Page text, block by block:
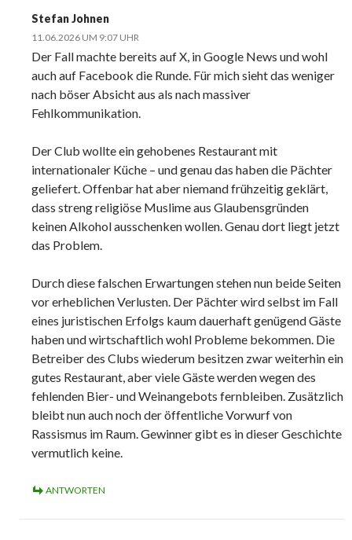
Stefan Johnen
11.06.2026 UM 9:07 UHR
Der Fall machte bereits auf X, in Google News und wohl
auch auf Facebook die Runde. Für mich sieht das weniger
nach böser Absicht aus als nach massiver
Fehlkommunikation.
Der Club wollte ein gehobenes Restaurant mit
internationaler Küche – und genau das haben die Pächter
geliefert. Offenbar hat aber niemand frühzeitig geklärt,
dass streng religiöse Muslime aus Glaubensgründen
keinen Alkohol ausschenken wollen. Genau dort liegt jetzt
das Problem.
Durch diese falschen Erwartungen stehen nun beide Seiten
vor erheblichen Verlusten. Der Pächter wird selbst im Fall
eines juristischen Erfolgs kaum dauerhaft genügend Gäste
haben und wirtschaftlich wohl Probleme bekommen. Die
Betreiber des Clubs wiederum besitzen zwar weiterhin ein
gutes Restaurant, aber viele Gäste werden wegen des
fehlenden Bier- und Weinangebots fernbleiben. Zusätzlich
bleibt nun auch noch der öffentliche Vorwurf von
Rassismus im Raum. Gewinner gibt es in dieser Geschichte
vermutlich keine.
ANTWORTEN